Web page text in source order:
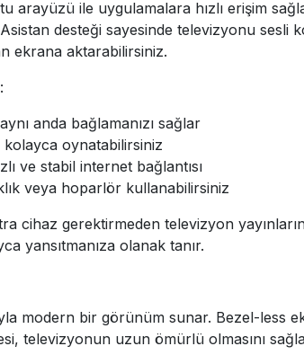
arayüzü ile uygulamalara hızlı erişim
desteği sayesinde televizyonu
ekrana aktarabilirsiniz.
anda bağlamanızı sağlar
kolayca oynatabilirsiniz
ve stabil internet bağlantısı
veya hoparlör kullanabilirsiniz
cihaz gerektirmeden televizyon
yansıtmanıza olanak tanır.
modern bir görünüm sunar. Bezel-less
televizyonun uzun ömürlü olmasını